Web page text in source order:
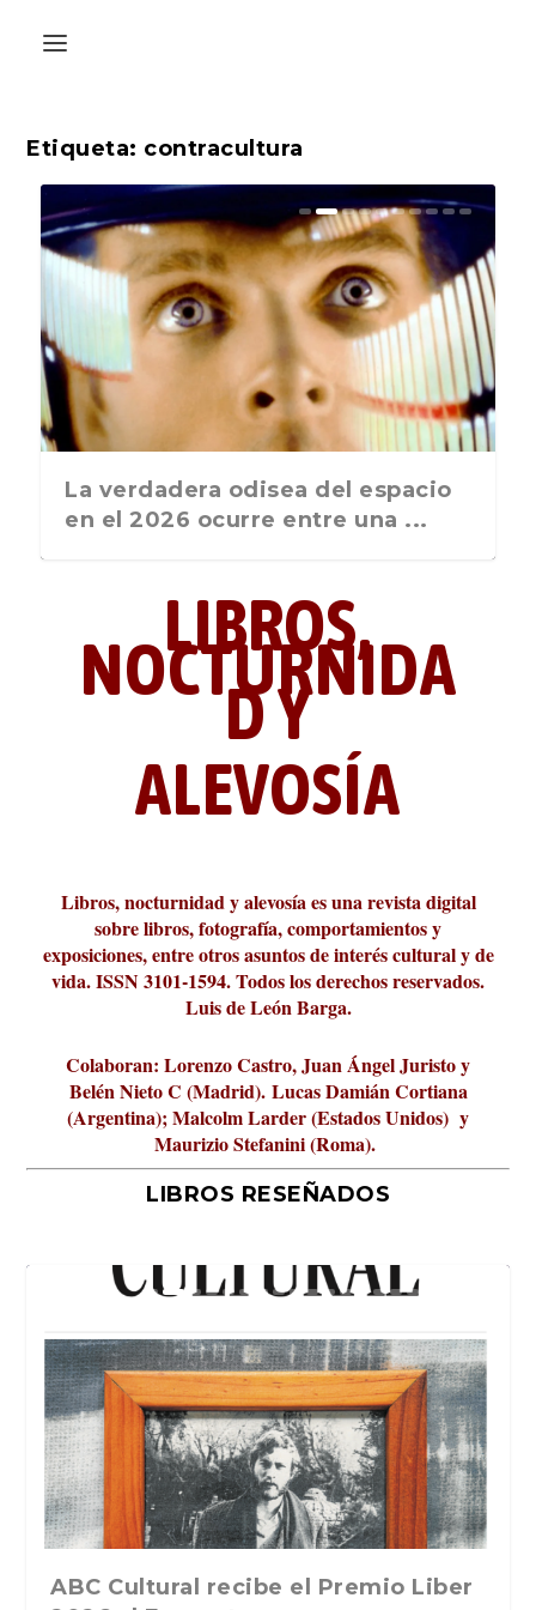
Etiqueta: contracultura
La última postal de la temporada
nos recuerda que nos vamos ...
La verdadera odisea del espacio
en el 2026 ocurre entre una ...
Liber 2026 al Fomento de la Le...
Revista Cultural Turia, númer...
10.000 pasos al día? Lo que d...
paisajística del mar de Sicil...
París
metafísicos de la novela ne...
LIBROS,
NOCTURNIDA
D Y
ALEVOSÍA
Libros, nocturnidad y alevosía es una revista digital
sobre libros, fotografía, comportamientos y
exposiciones, entre otros asuntos de interés cultural y de
vida. ISSN 3101-1594. Todos los derechos reservados.
Luis de León Barga.
Colaboran: Lorenzo Castro, Juan Ángel Juristo y
Belén Nieto C (Madrid). Lucas Damián Cortiana
(Argentina); Malcolm Larder (Estados Unidos) y
Maurizio Stefanini (Roma).
LIBROS RESEÑADOS
La verdadera odisea del espacio en
ABC Cultural recibe el Premio Liber
La cultura de la transgresión.